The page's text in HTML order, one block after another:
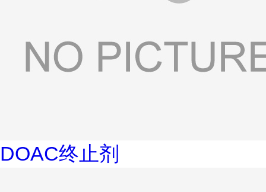
DOAC终止剂